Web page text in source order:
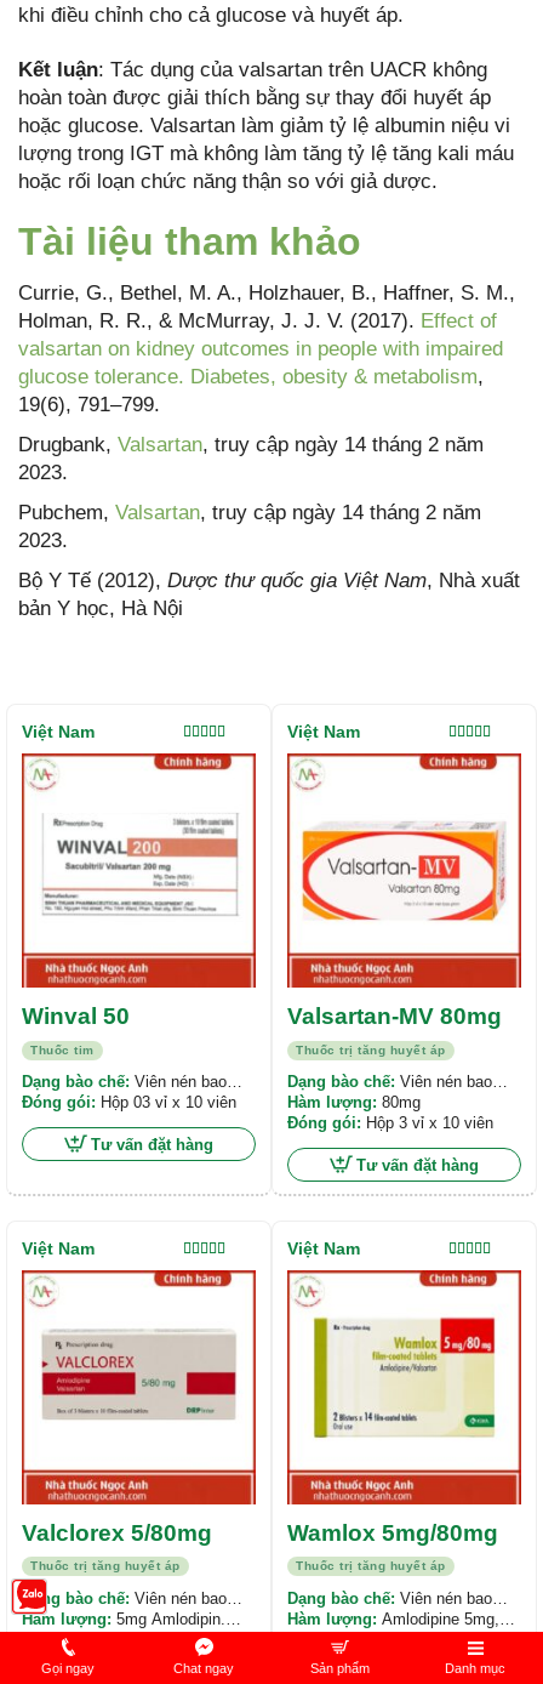
khi điều chỉnh cho cả glucose và huyết áp.
Kết luận: Tác dụng của valsartan trên UACR không
hoàn toàn được giải thích bằng sự thay đổi huyết áp
hoặc glucose. Valsartan làm giảm tỷ lệ albumin niệu vi
lượng trong IGT mà không làm tăng tỷ lệ tăng kali máu
hoặc rối loạn chức năng thận so với giả dược.
Tài liệu tham khảo
Currie, G., Bethel, M. A., Holzhauer, B., Haffner, S. M.,
Holman, R. R., & McMurray, J. J. V. (2017). Effect of
valsartan on kidney outcomes in people with impaired
glucose tolerance. Diabetes, obesity & metabolism,
19(6), 791–799.
Drugbank, Valsartan, truy cập ngày 14 tháng 2 năm
2023.
Pubchem, Valsartan, truy cập ngày 14 tháng 2 năm
2023.
Bộ Y Tế (2012), Dược thư quốc gia Việt Nam, Nhà xuất
bản Y học, Hà Nội
Thuốc tim
Winval 50
Được xếp
hạng5.00
Dạng bào chế: Viên nén bao
phim
Đóng gói: Hộp 03 vỉ x 10 viên
Tư vấn đặt hàng
Việt Nam
Thuốc trị tăng huyết áp
Valsartan-MV 80mg
Được xếp
hạng5.00
Dạng bào chế: Viên nén bao
phim
Hàm lượng: 80mg
Đóng gói: Hộp 3 vỉ x 10 viên
Tư vấn đặt hàng
Việt Nam
Thuốc trị tăng huyết áp
Valclorex 5/80mg
Được xếp
hạng5.00
Dạng bào chế: Viên nén bao
phim
Hàm lượng: 5mg Amlodipin.
80mg Valsartan.
Đóng gói: Hộp 3 vỉ x 10 viên
Việt Nam
Thuốc trị tăng huyết áp
Wamlox 5mg/80mg
Được xếp
hạng4.00
Dạng bào chế: Viên nén bao
phim
Hàm lượng: Amlodipine 5mg,
Valsartan 80mg
Đóng gói: Hộp 2 vỉ x 14 viên
Việt Nam
Gọi ngay Chat ngay Sản phẩm Danh mục